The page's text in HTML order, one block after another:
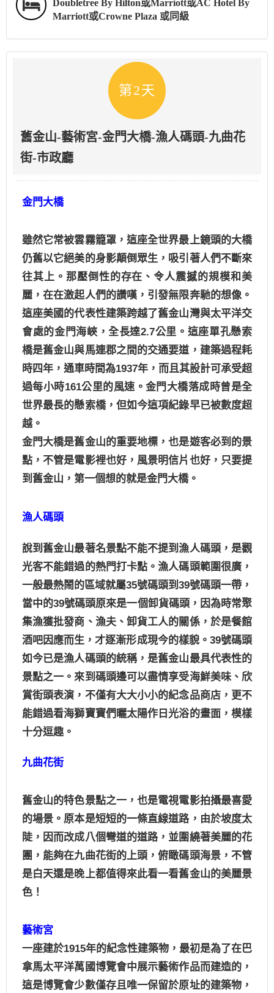
Doubletree By Hilton或Marriott或AC Hotel By
Marriott或Crowne Plaza 或同級
第2天
舊金山-藝術宮-金門大橋-漁人碼頭-九曲花
街-市政廳
金門大橋
雖然它常被雲霧籠罩，這座全世界最上鏡頭的大橋
仍舊以它絕美的身影顛倒眾生，吸引著人們不斷來
往其上。那壓倒性的存在、令人震撼的規模和美
麗，在在激起人們的讚嘆，引發無限奔馳的想像。
這座美國的代表性建築跨越了舊金山灣與太平洋交
會處的金門海峽，全長達2.7公里。這座單孔懸索
橋是舊金山與馬連郡之間的交通要道，建築過程耗
時四年，通車時間為1937年，而且其設計可承受超
過每小時161公里的風速。金門大橋落成時曾是全
世界最長的懸索橋，但如今這項紀錄早已被數度超
越。
金門大橋是舊金山的重要地標，也是遊客必到的景
點，不管是電影裡也好，風景明信片也好，只要提
到舊金山，第一個想的就是金門大橋。
漁人碼頭
說到舊金山最著名景點不能不提到漁人碼頭，是觀
光客不能錯過的熱門打卡點。漁人碼頭範圍很廣，
一般最熱鬧的區域就屬35號碼頭到39號碼頭一帶，
當中的39號碼頭原來是一個卸貨碼頭，因為時常聚
集漁獲批發商、漁夫、卸貨工人的關係，於是餐館
酒吧因應而生，才逐漸形成現今的樣貌。 39號碼頭
如今已是漁人碼頭的統稱，是舊金山最具代表性的
景點之一。來到碼頭邊可以盡情享受海鮮美味、欣
賞街頭表演，不僅有大大小小的紀念品商店，更不
能錯過看海獅寶寶們曬太陽作日光浴的畫面，模樣
十分逗趣。
九曲花街
舊金山的特色景點之一，也是電視電影拍攝最喜愛
的場景。原本是短短的一條直線道路，由於坡度太
陡，因而改成八個彎道的道路，並圍繞著美麗的花
團，能夠在九曲花街的上頭，俯瞰碼頭海景，不管
是白天還是晚上都值得來此看一看舊金山的美麗景
色！
藝術宮
一座建於1915年的紀念性建築物，最初是為了在巴
拿馬太平洋萬國博覽會中展示藝術作品而建造的，
這是博覽會少數僅存且唯一保留於原址的建築物，